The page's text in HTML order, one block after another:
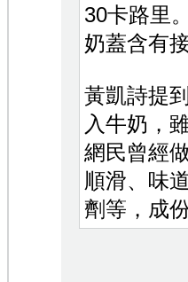
30卡路里
奶蓋含有
黃凱詩提
入牛奶，
網民曾經
順滑、味
劑等，成